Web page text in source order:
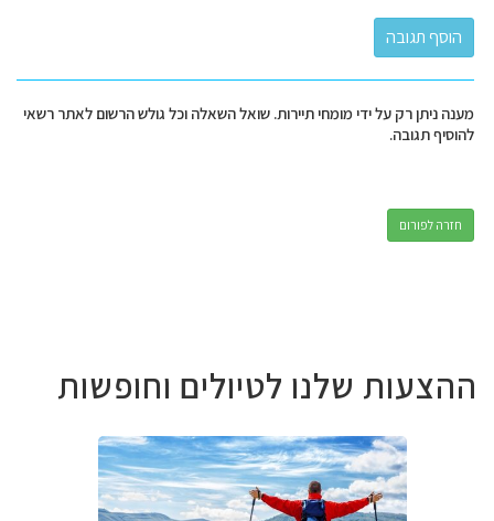
מענה ניתן רק על ידי מומחי תיירות. שואל השאלה וכל גולש הרשום לאתר רשאי
להוסיף תגובה.
חזרה לפורום
ההצעות שלנו לטיולים וחופשות